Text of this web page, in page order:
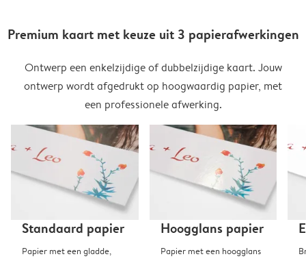
Premium kaart met keuze uit 3 papierafwerkingen
Ontwerp een enkelzijdige of dubbelzijdige kaart. Jouw
ontwerp wordt afgedrukt op hoogwaardig papier, met
een professionele afwerking.
Standaard papier
Papier met een gladde,
Hoogglans papier
Papier met een hoogglans